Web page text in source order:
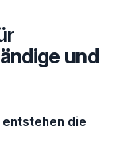
und
die